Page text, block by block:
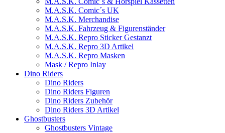
M.A.S.K. Comic´s UK
M.A.S.K. Merchandise
M.A.S.K. Fahrzeug & Figurenständer
M.A.S.K. Repro Sticker Gestanzt
M.A.S.K. Repro 3D Artikel
M.A.S.K. Repro Masken
Mask / Repro Inlay
Dino Riders
Dino Riders
Dino Riders Figuren
Dino Riders Zubehör
Dino Riders 3D Artikel
Ghostbusters
Ghostbusters Vintage